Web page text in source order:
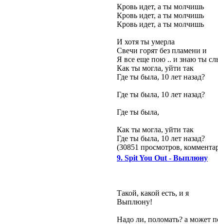
Кровь идет, а ты молчишь
Кровь идет, а ты молчишь
Кровь идет, а ты молчишь
И хотя ты умерла
Свечи горят без пламени и
Я все еще пою .. и знаю ты
Как ты могла, уйти так
Где ты была, 10 лет назад?
Где ты была, 10 лет назад?
Где ты была,
Как ты могла, уйти так
Где ты была, 10 лет назад?
(30851 просмотров,
9. Spit You Out - Выплюну
Такой, какой есть, и я
Выплюну!
Надо ли, поломать? а может